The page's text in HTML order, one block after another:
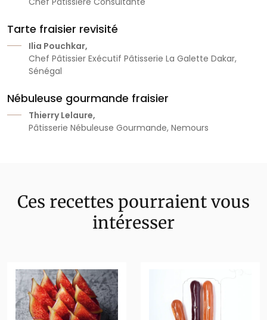
Tarte fraisier revisité
Ilia Pouchkar,
Chef Pâtissier Exécutif Pâtisserie La Galette Dakar,
Sénégal
Nébuleuse gourmande fraisier
Thierry Lelaure,
Pâtisserie Nébuleuse Gourmande, Nemours
Ces recettes pourraient vous
intéresser